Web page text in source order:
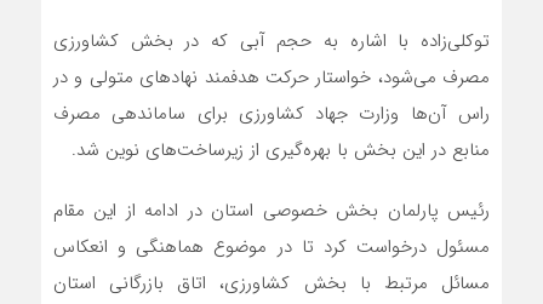
توکلی‌زاده با اشاره به حجم آبی که در بخش کشاورزی
مصرف می‌شود، خواستار حرکت هدفمند نهادهای متولی و در
راس آن‌ها وزارت جهاد کشاورزی برای ساماندهی مصرف
منابع در این بخش با بهره‌گیری از زیرساخت‌های نوین شد.
رئیس پارلمان بخش خصوصی استان در ادامه از این مقام
مسئول درخواست کرد تا در موضوع هماهنگی و انعکاس
مسائل مرتبط با بخش کشاورزی، اتاق بازرگانی استان